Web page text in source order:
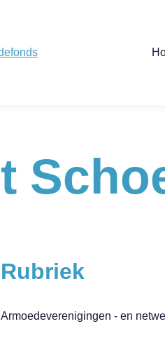
t
Rubriek
Armoedeverenigingen - en